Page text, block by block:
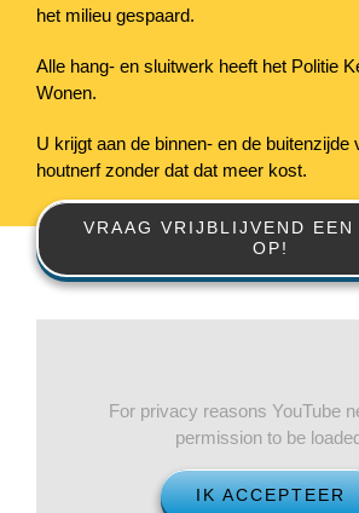
het milieu gespaard.
Alle hang- en sluitwerk heeft het Politie
Wonen.
U krijgt aan de binnen- en de buitenzijde
houtnerf zonder dat dat meer kost.
VRAAG VRIJBLIJVEND EEN
OP!
For privacy reasons YouTube
permission to be
IK ACCEPTEER